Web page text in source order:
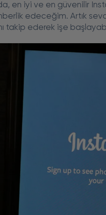
en iyi ve en güvenilir
edeceğim. Artık
takip ederek işe